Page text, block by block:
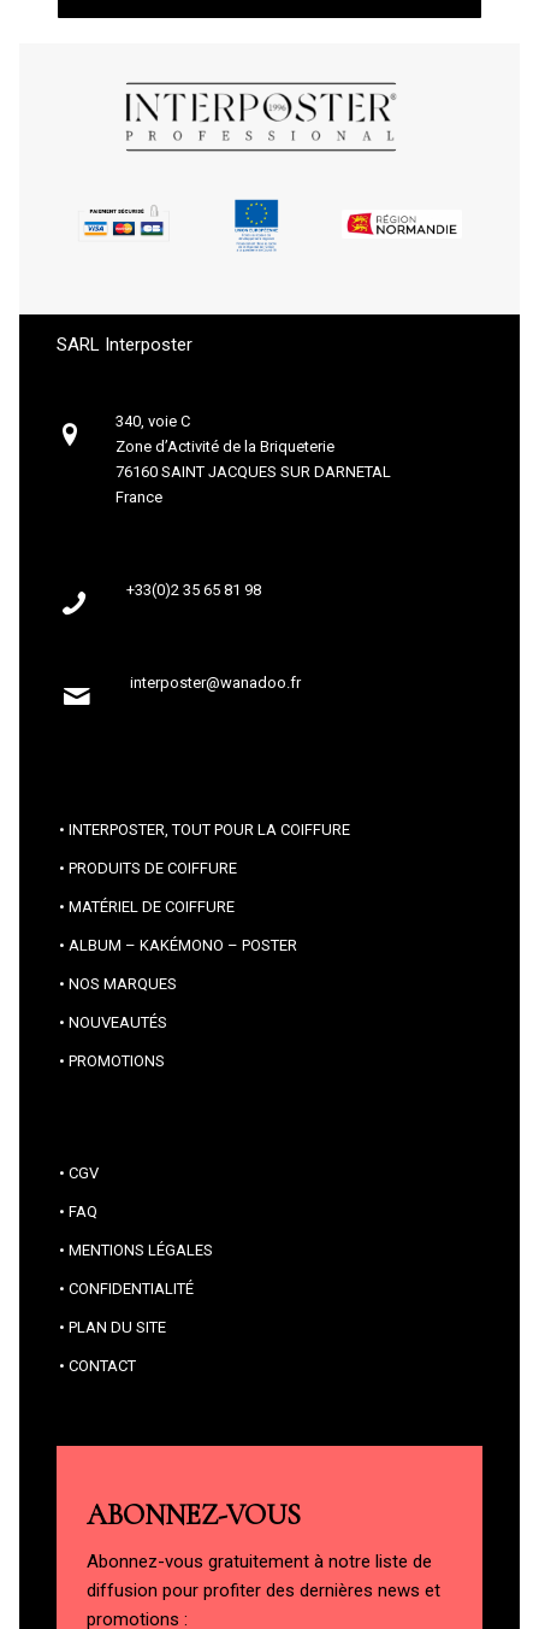
SARL Interposter
340, voie C
Zone d’Activité de la Briqueterie
76160 SAINT JACQUES SUR DARNETAL
France
+33(0)2 35 65 81 98
interposter@wanadoo.fr
INTERPOSTER, TOUT POUR LA COIFFURE
PRODUITS DE COIFFURE
MATÉRIEL DE COIFFURE
ALBUM – KAKÉMONO – POSTER
NOS MARQUES
NOUVEAUTÉS
PROMOTIONS
CGV
FAQ
MENTIONS LÉGALES
CONFIDENTIALITÉ
PLAN DU SITE
CONTACT
ABONNEZ-VOUS
Abonnez-vous gratuitement à notre liste de
diffusion pour profiter des dernières news et
promotions :